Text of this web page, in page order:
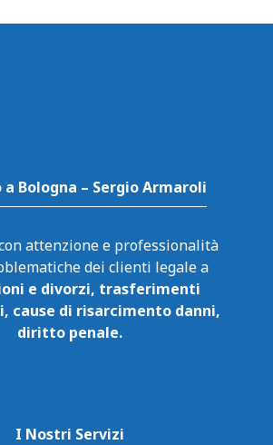
Bologna – Sergio Armaroli
attenzione e professionalità
e divorzi, trasferimenti
cause di risarcimento danni,
diritto penale.
I Nostri Servizi